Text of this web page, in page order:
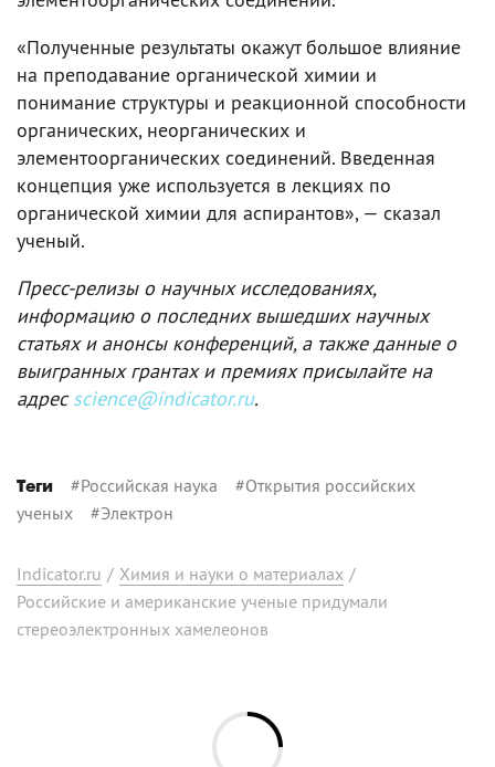
«Полученные результаты окажут большое влияние
на преподавание органической химии и
понимание структуры и реакционной способности
органических, неорганических и
элементоорганических соединений. Введенная
концепция уже используется в лекциях по
органической химии для аспирантов», — сказал
ученый.
Пресс-релизы о научных исследованиях,
информацию о последних вышедших научных
статьях и анонсы конференций, а также данные о
выигранных грантах и премиях присылайте на
адресscience@indicator.ru.
Теги #Российская наука #Открытия российских
ученых #Электрон
Indicator.ru / Химия и науки о материалах /
Российские и американские ученые придумали
стереоэлектронных хамелеонов